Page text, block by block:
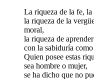
La riqueza de la fe,
la riqueza de la
moral,
la riqueza de
con la sabiduría
Quien posee estas
sea hombre o mujer,
se ha dicho que no